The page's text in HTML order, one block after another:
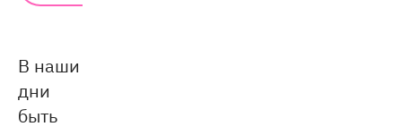
В наши
дни
быть